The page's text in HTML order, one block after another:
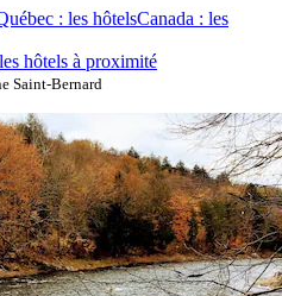
: les hôtelsCanada : les
hôtels à proximité
Saint-Bernard